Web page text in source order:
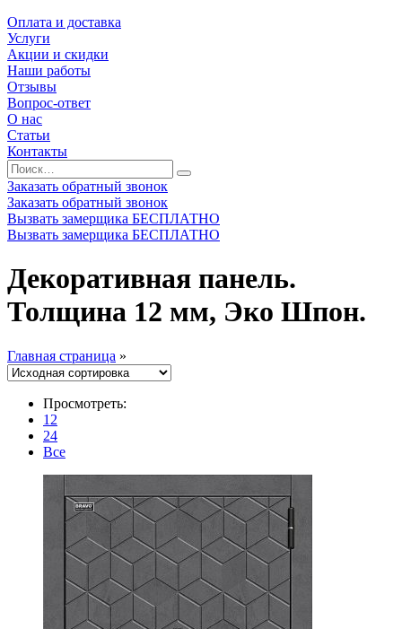
Оплата и доставка
Услуги
Акции и скидки
Наши работы
Отзывы
Вопрос-ответ
О нас
Статьи
Контакты
Заказать обратный звонок
Заказать обратный звонок
Вызвать замерщика БЕСПЛАТНО
Вызвать замерщика БЕСПЛАТНО
Декоративная панель.
Толщина 12 мм, Эко Шпон.
Главная страница »
Просмотреть:
12
24
Все